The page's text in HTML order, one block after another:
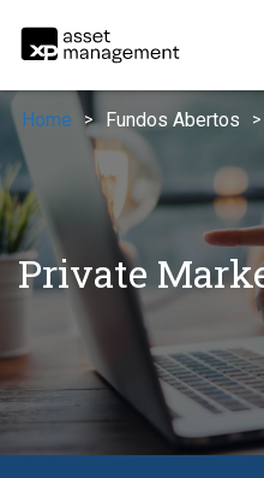
Private
Home > Fundos Abertos >